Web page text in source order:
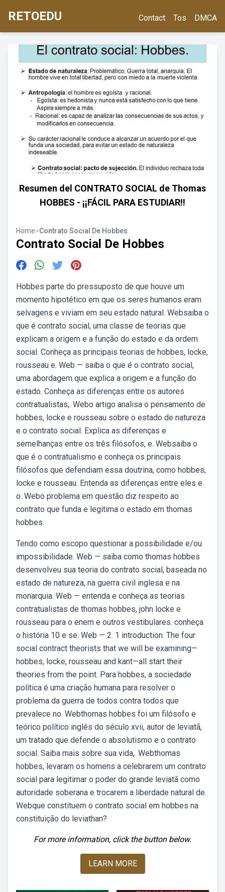
RETOEDU Contact Tos DMCA
Resumen del CONTRATO SOCIAL de Thomas
HOBBES - ¡¡FÁCIL PARA ESTUDIAR!!
Home>Contrato Social De Hobbes
Contrato Social De Hobbes
Hobbes parte do pressuposto de que houve um
momento hipotético em que os seres humanos eram
selvagens e viviam em seu estado natural. Websaiba o
que é contrato social, uma classe de teorias que
explicam a origem e a função do estado e da ordem
social. Conheça as principais teorias de hobbes, locke,
rousseau e. Web — saiba o que é o contrato social,
uma abordagem que explica a origem e a função do
estado. Conheça as diferenças entre os autores
contratualistas,. Webo artigo analisa o pensamento de
hobbes, locke e rousseau sobre o estado de natureza
e o contrato social. Explica as diferenças e
semelhanças entre os três filósofos, e. Websaiba o
que é o contratualismo e conheça os principais
filósofos que defendiam essa doutrina, como hobbes,
locke e rousseau. Entenda as diferenças entre eles e
o. Webo problema em questão diz respeito ao
contrato que funda e legitima o estado em thomas
hobbes.
Tendo como escopo questionar a possibilidade e/ou
impossibilidade. Web — saiba como thomas hobbes
desenvolveu sua teoria do contrato social, baseada no
estado de natureza, na guerra civil inglesa e na
monarquia. Web — entenda e conheça as teorias
contratualistas de thomas hobbes, john locke e
rousseau para o enem e outros vestibulares. conheça
o história 10 e se. Web — 2. 1 introduction. The four
social contract theorists that we will be examining—
hobbes, locke, rousseau and kant—all start their
theories from the point. Para hobbes, a sociedade
política é uma criação humana para resolver o
problema da guerra de todos contra todos que
prevalece no. Webthomas hobbes foi um filósofo e
teórico político inglês do século xvii, autor de leviatã,
um tratado que defende o absolutismo e o contrato
social. Saiba mais sobre sua vida,. Webthomas
hobbes, levaram os homens a celebrarem um contrato
social para legitimar o poder do grande leviatã como
autoridade soberana e trocarem a liberdade natural de.
Webque constituem o contrato social em hobbes na
constituição do leviathan?
For more information, click the button below.
LEARN MORE